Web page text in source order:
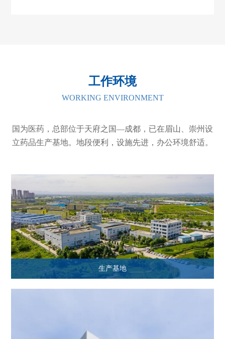
工作环境
WORKING ENVIRONMENT
国为医药，总部位于天府之国—成都，已在眉山、崇州设
立药品生产基地。地段便利，设施先进，办公环境舒适。
生产基地